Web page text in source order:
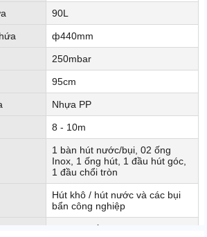
90L
ф440mm
250mbar
95cm
Nhựa PP
8 - 10m
1 bàn hút nước/bụi, 02 ống
Inox, 1 ống hút, 1 đầu hút góc,
1 đầu chổi tròn
Hút khô / hút nước và các bụi
bẩn công nghiệp
Trung Quốc